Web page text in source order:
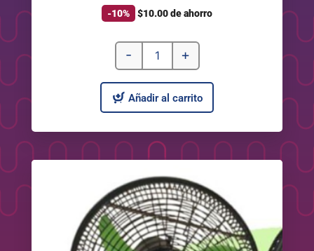
-10% $10.00de ahorro
- +
Añadir al carrito